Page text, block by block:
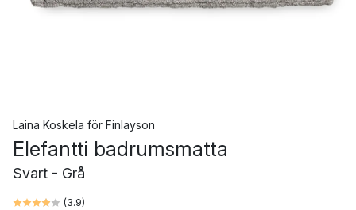
Laina Koskela för Finlayson
Elefantti badrumsmatta
Svart - Grå
(3.9)